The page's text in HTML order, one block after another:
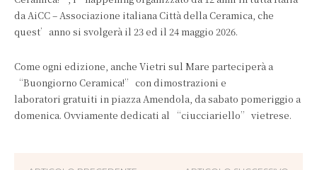
da AiCC – Associazione italiana Città della Ceramica, che
quest’anno si svolgerà il 23 ed il 24 maggio 2026.
Come ogni edizione, anche Vietri sul Mare parteciperà a
“Buongiorno Ceramica!” con dimostrazioni e
laboratori gratuiti in piazza Amendola, da sabato pomeriggio a
domenica. Ovviamente dedicati al “ciucciariello” vietrese.